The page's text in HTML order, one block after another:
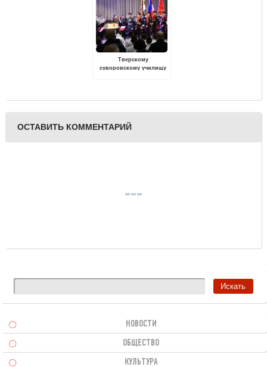
Тверскому
суворовскому училищу
ОСТАВИТЬ КОММЕНТАРИЙ
НОВОСТИ
ОБЩЕСТВО
КУЛЬТУРА